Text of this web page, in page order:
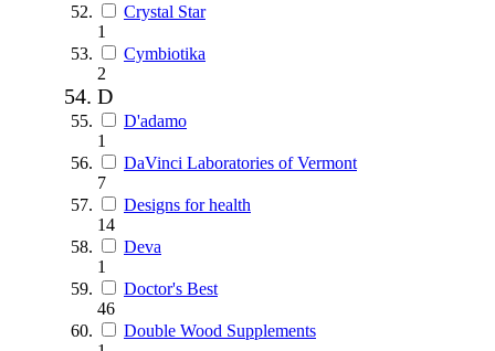
Crystal Star
1
Cymbiotika
2
D
D'adamo
1
DaVinci Laboratories of Vermont
7
Designs for health
14
Deva
1
Doctor's Best
46
Double Wood Supplements